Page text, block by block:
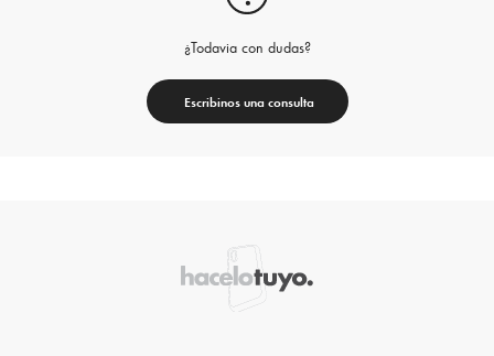
¿Todavia con dudas?
Escribinos una consulta